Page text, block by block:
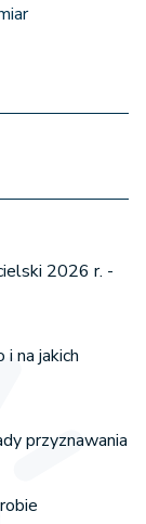
2026 r. -
na jakich
przyznawania